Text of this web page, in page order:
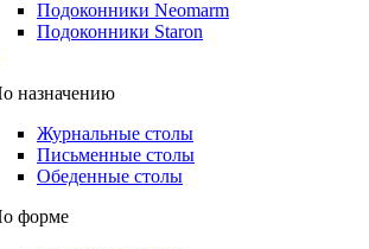
Подоконники Neomarm
Подоконники Staron
назначению
Журнальные столы
Письменные столы
Обеденные столы
форме